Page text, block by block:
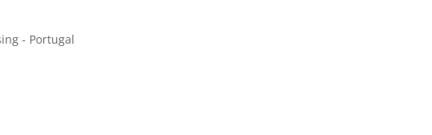
- Portugal